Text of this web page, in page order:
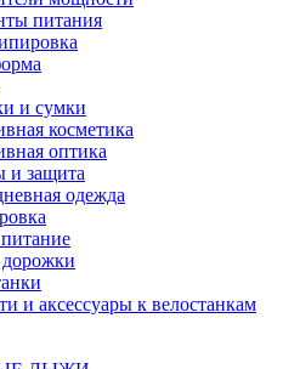
питания
и сумки
косметика
оптика
защита
одежда
и аксессуары к велостанкам